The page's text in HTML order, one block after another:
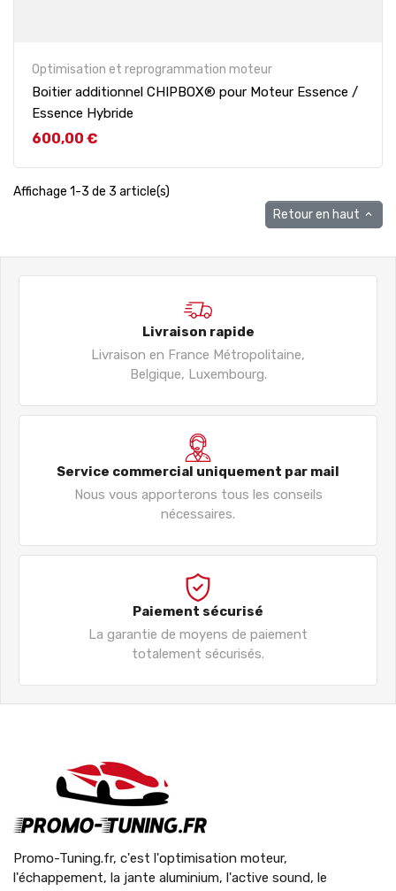
Optimisation et reprogrammation moteur
Boitier additionnel CHIPBOX® pour Moteur Essence /
Essence Hybride
Prix
600,00 €
Affichage 1-3 de 3 article(s)
Retour en haut 
Livraison rapide
Livraison en France Métropolitaine,
Belgique, Luxembourg.
Service commercial uniquement par mail
Nous vous apporterons tous les conseils
nécessaires.
Paiement sécurisé
La garantie de moyens de paiement
totalement sécurisés.
Promo-Tuning.fr, c'est l'optimisation moteur,
l'échappement, la jante aluminium, l'active sound, le